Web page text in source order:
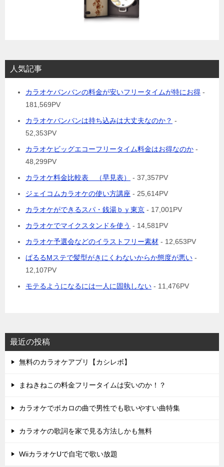
人気記事
カラオケバンバンの料金が安いフリータイムが特にお得 -
181,569PV
カラオケバンバンは持ち込みは大丈夫なのか？ -
52,353PV
カラオケビッグエコーフリータイム料金はお得なのか -
48,299PV
カラオケ料金比較表 （早見表）
- 37,357PV
ジェイコムカラオケの使い方講座 - 25,614PV
カラオケができるスパ・銭湯ｂｙ東京 - 17,001PV
カラオケでマイクスタンドを使う - 14,581PV
カラオケ予選会などのイラストフリー素材 - 12,653PV
ぱるるMステで髪型がきにくわないからか態度が悪い -
12,107PV
モテるようになるには一人に固執しない - 11,476PV
最近の投稿
無料のカラオケアプリ【カシレボ】
まねきねこの料金フリータイムは安いのか！？
カラオケでボカロの曲で男性でも歌いやすい曲特集
カラオケの歌詞を家で見る方法しかも無料
WiiカラオケUで自宅で歌い放題